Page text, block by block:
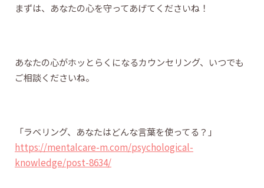
まずは、あなたの心を守ってあげてくださいね！
あなたの心がホッとらくになるカウンセリング、いつでも
ご相談くださいね。
「ラベリング、あなたはどんな言葉を使ってる？」
https://mentalcare-m.com/psychological-
knowledge/post-8634/